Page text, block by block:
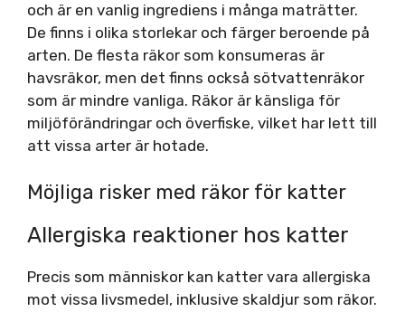
och är en vanlig ingrediens i många maträtter.
De finns i olika storlekar och färger beroende på
arten. De flesta räkor som konsumeras är
havsräkor, men det finns också sötvattenräkor
som är mindre vanliga. Räkor är känsliga för
miljöförändringar och överfiske, vilket har lett till
att vissa arter är hotade.
Möjliga risker med räkor för katter
Allergiska reaktioner hos katter
Precis som människor kan katter vara allergiska
mot vissa livsmedel, inklusive skaldjur som räkor.